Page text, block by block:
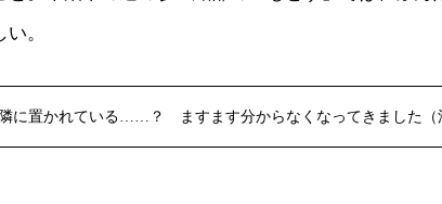
。
に置かれている……？ ますます分からなくなってきました（